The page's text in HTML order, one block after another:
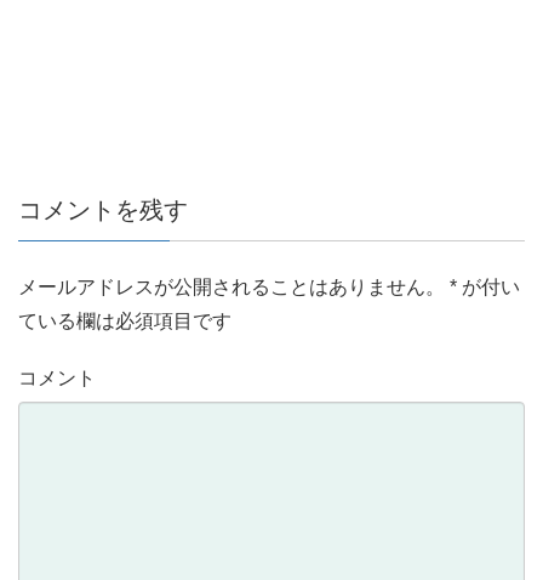
コメントを残す
メールアドレスが公開されることはありません。 * が付い
ている欄は必須項目です
コメント